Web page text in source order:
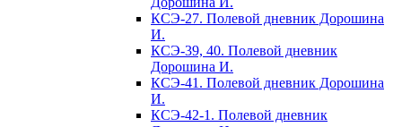
КСЭ-27. Полевой дневник Дорошина
И.
КСЭ-39, 40. Полевой дневник
Дорошина И.
КСЭ-41. Полевой дневник Дорошина
И.
КСЭ-42-1. Полевой дневник